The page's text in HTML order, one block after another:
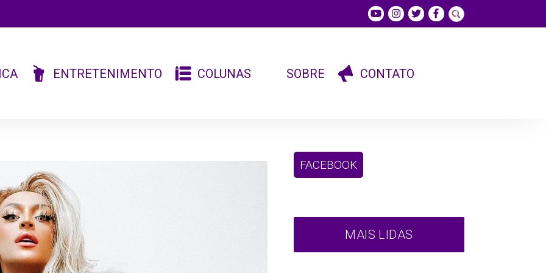
ENTRETENIMENTO COLUNAS SOBRE CONTATO
FACEBOOK
MAIS LIDAS